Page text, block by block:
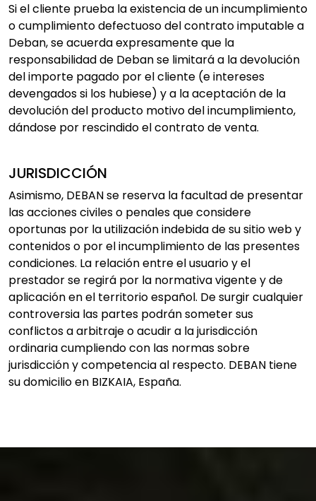
Si el cliente prueba la existencia de un incumplimiento
o cumplimiento defectuoso del contrato imputable a
Deban, se acuerda expresamente que la
responsabilidad de Deban se limitará a la devolución
del importe pagado por el cliente (e intereses
devengados si los hubiese) y a la aceptación de la
devolución del producto motivo del incumplimiento,
dándose por rescindido el contrato de venta.
JURISDICCIÓN
Asimismo, DEBAN se reserva la facultad de presentar
las acciones civiles o penales que considere
oportunas por la utilización indebida de su sitio web y
contenidos o por el incumplimiento de las presentes
condiciones. La relación entre el usuario y el
prestador se regirá por la normativa vigente y de
aplicación en el territorio español. De surgir cualquier
controversia las partes podrán someter sus
conflictos a arbitraje o acudir a la jurisdicción
ordinaria cumpliendo con las normas sobre
jurisdicción y competencia al respecto. DEBAN tiene
su domicilio en BIZKAIA, España.